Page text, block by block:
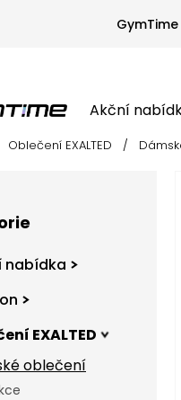
Akční
nabídka Passion
Oblečení EXALTED /
nabídka
EXALTED
oblečení